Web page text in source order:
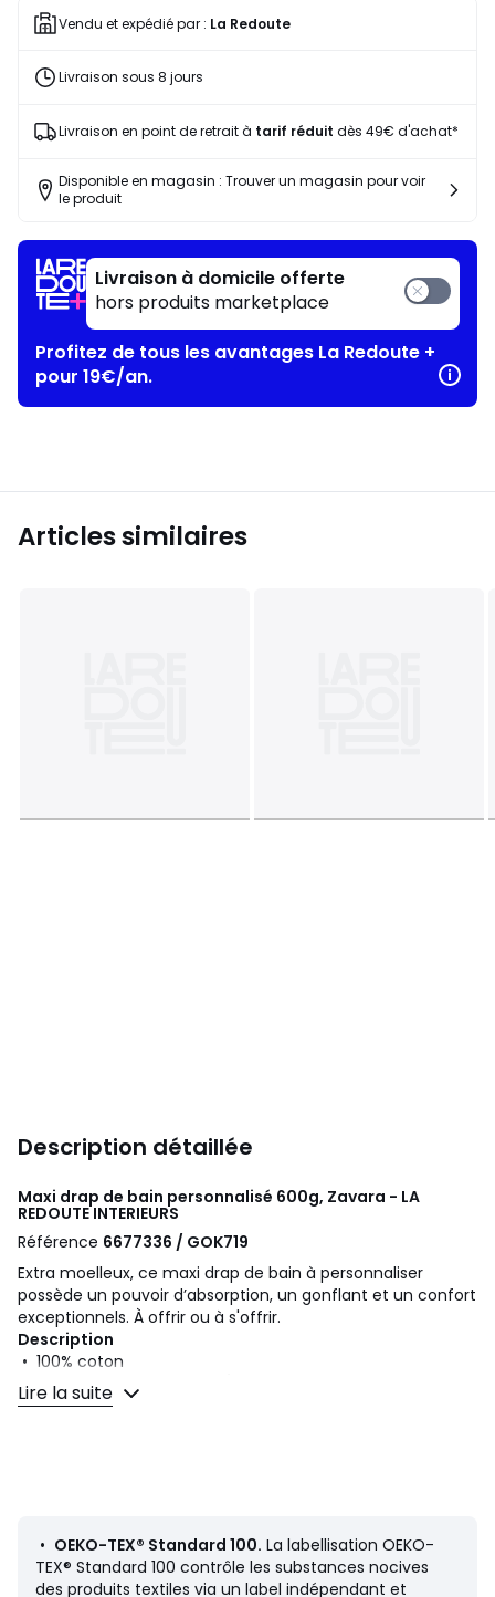
23,99
Vendu et expédié par : La Redoute
Livraison sous 8 jours
Livraison en point de retrait à tarif réduit dès 49€ d'achat*
Disponible en magasin : Trouver un magasin pour voir
le produit
Livraison à domicile offerte
hors produits marketplace
Profitez de tous les avantages La Redoute +
pour 19€/an.
Articles similaires
Description détaillée
Maxi drap de bain personnalisé 600g, Zavara - LA
REDOUTE INTERIEURS
Référence 6677336 / GOK719
Extra moelleux, ce maxi drap de bain à personnaliser
possède un pouvoir d’absorption, un gonflant et un confort
exceptionnels. À offrir ou à s'offrir.
Description
• 100% coton
• Eponge bouclette 600 g/m2
Entretien
• Température de lavage 60°
• En lavant votre linge à 40° au lieu de 60°, vous limitez la
Lire la suite
• OEKO-TEX® Standard 100. La labellisation OEKO-
TEX® Standard 100 contrôle les substances nocives
des produits textiles via un label indépendant et